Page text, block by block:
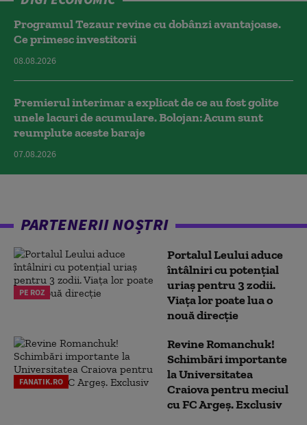
Programul Tezaur revine cu dobânzi avantajoase.
Ce primesc investitorii
08.08.2026
Premierul interimar a explicat de ce au fost golite
unele lacuri de acumulare. Bolojan: Acum sunt
reumplute aceste baraje
07.08.2026
PARTENERII NOȘTRI
PE ROZ
Portalul Leului aduce
întâlniri cu potențial
uriaș pentru 3 zodii.
Viața lor poate lua o
nouă direcție
FANATIK.RO
Revine Romanchuk!
Schimbări importante
la Universitatea
Craiova pentru meciul
cu FC Argeş. Exclusiv